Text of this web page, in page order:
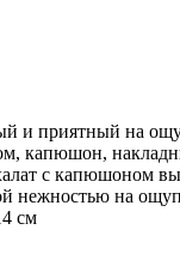
и приятный на
капюшон,
с капюшоном
нежностью на
см